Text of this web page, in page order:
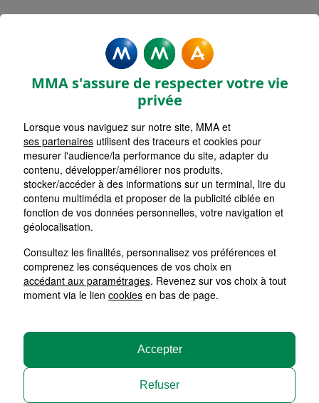
VIEUX PONT
Accueil Assurance Centre-Val de Loire Assurance Loiret (45)
MMA Assurances Steven GEORGET
agence de GIEN
MMA s'assure de respecter votre vie
privée
Lorsque vous naviguez sur notre site, MMA et
ses partenaires utilisent des traceurs et cookies pour
mesurer l'audience/la performance du site, adapter du
contenu, développer/améliorer nos produits,
stocker/accéder à des informations sur un terminal, lire du
contenu multimédia et proposer de la publicité ciblée en
fonction de vos données personnelles, votre navigation et
géolocalisation.
Consultez les finalités, personnalisez vos préférences et
comprenez les conséquences de vos choix en
accédant aux paramétrages. Revenez sur vos choix à tout
moment via le lien cookies en bas de page.
Refuser
Accepter